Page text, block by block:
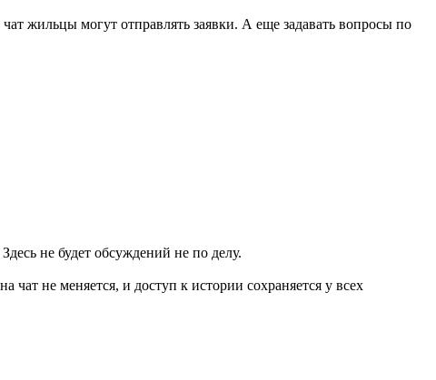
жильцы могут отправлять заявки. А еще задавать вопросы по
не будет обсуждений не по делу.
не меняется, и доступ к истории сохраняется у всех